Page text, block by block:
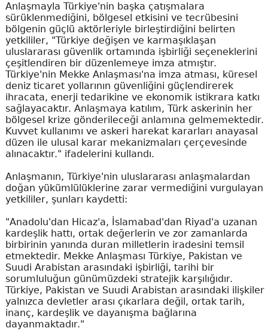
Anlaşmayla Türkiye'nin başka çatışmalara
sürüklenmediğini, bölgesel etkisini ve tecrübesini
bölgenin güçlü aktörleriyle birleştirdiğini belirten
yetkililer, "Türkiye değişen ve karmaşıklaşan
uluslararası güvenlik ortamında işbirliği seçeneklerini
çeşitlendiren bir düzenlemeye imza atmıştır.
Türkiye'nin Mekke Anlaşması'na imza atması, küresel
deniz ticaret yollarının güvenliğini güçlendirerek
ihracata, enerji tedarikine ve ekonomik istikrara katkı
sağlayacaktır. Anlaşmaya katılım, Türk askerinin her
bölgesel krize gönderileceği anlamına gelmemektedir.
Kuvvet kullanımı ve askeri harekat kararları anayasal
düzen ile ulusal karar mekanizmaları çerçevesinde
alınacaktır." ifadelerini kullandı.
Anlaşmanın, Türkiye'nin uluslararası anlaşmalardan
doğan yükümlülüklerine zarar vermediğini vurgulayan
yetkililer, şunları kaydetti:
"Anadolu'dan Hicaz'a, İslamabad'dan Riyad'a uzanan
kardeşlik hattı, ortak değerlerin ve zor zamanlarda
birbirinin yanında duran milletlerin iradesini temsil
etmektedir. Mekke Anlaşması Türkiye, Pakistan ve
Suudi Arabistan arasındaki işbirliği, tarihi bir
sorumluluğun günümüzdeki stratejik karşılığıdır.
Türkiye, Pakistan ve Suudi Arabistan arasındaki ilişkiler
yalnızca devletler arası çıkarlara değil, ortak tarih,
inanç, kardeşlik ve dayanışma bağlarına
dayanmaktadır."